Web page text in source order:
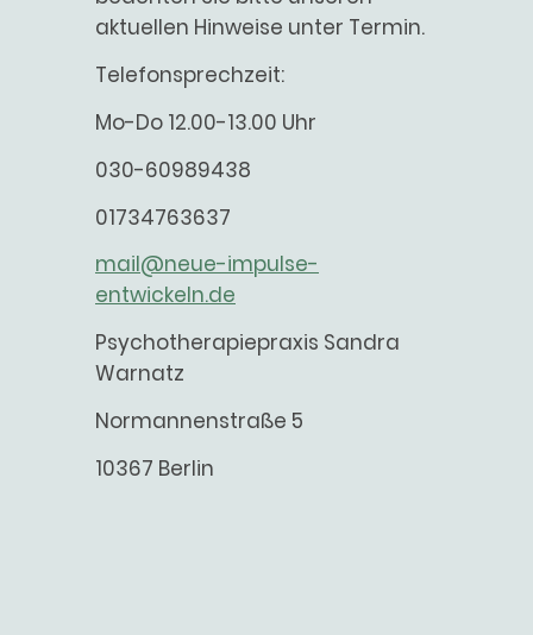
aktuellen Hinweise unter Termin.
Telefonsprechzeit:
Mo-Do 12.00-13.00 Uhr
030-60989438
01734763637
mail@neue-impulse-
entwickeln.de
Psychotherapiepraxis Sandra
Warnatz
Normannenstraße 5
10367 Berlin